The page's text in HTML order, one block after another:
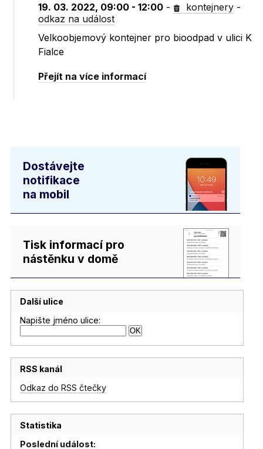
19. 03. 2022, 09:00 - 12:00 - kontejnery -
odkaz na událost
Velkoobjemový kontejner pro bioodpad v ulici K
Fialce
Přejít na více informací
Dostávejte
notifikace
na mobil
Tisk informací pro
nástěnku v domě
Další ulice
Napište jméno ulice:
RSS kanál
Odkaz do RSS čtečky
Statistika
Poslední událost: